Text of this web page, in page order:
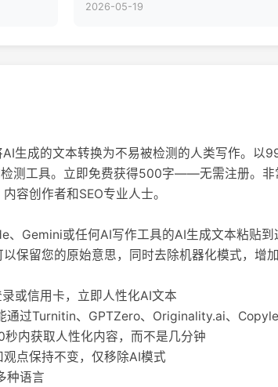
2026-05-19
生成的文本转换为不易被检测的人类写作。以
测工具。立即免费获得500字——无需注册。
容创作者和SEO专业人士。
、Gemini或任何AI写作工具的AI生成文本粘贴到
保留您的原始意思，同时去除机器化模式，增
或信用卡，立即人性化AI文本
过Turnitin、GPTZero、Originality.ai、
内获取人性化内容，而不是几分钟
点保持不变，仅移除AI模式
种语言